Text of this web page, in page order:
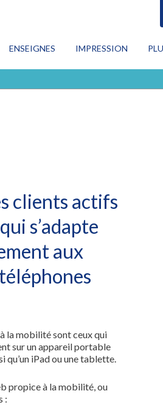
ENSEIGNES IMPRESSION
Blog
nous
EN
clients actifs
s’adapte
aux
la mobilité sont ceux qui
sur un appareil portable
qu’un iPad ou une tablette.
propice à la mobilité, ou
: